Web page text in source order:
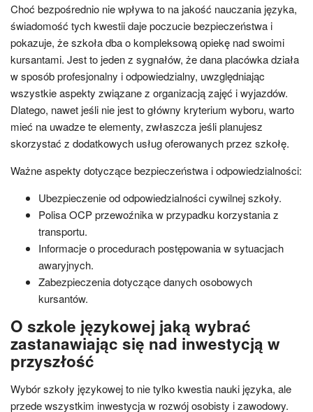
Choć bezpośrednio nie wpływa to na jakość nauczania języka,
świadomość tych kwestii daje poczucie bezpieczeństwa i
pokazuje, że szkoła dba o kompleksową opiekę nad swoimi
kursantami. Jest to jeden z sygnałów, że dana placówka działa
w sposób profesjonalny i odpowiedzialny, uwzględniając
wszystkie aspekty związane z organizacją zajęć i wyjazdów.
Dlatego, nawet jeśli nie jest to główny kryterium wyboru, warto
mieć na uwadze te elementy, zwłaszcza jeśli planujesz
skorzystać z dodatkowych usług oferowanych przez szkołę.
Ważne aspekty dotyczące bezpieczeństwa i odpowiedzialności:
Ubezpieczenie od odpowiedzialności cywilnej szkoły.
Polisa OCP przewoźnika w przypadku korzystania z
transportu.
Informacje o procedurach postępowania w sytuacjach
awaryjnych.
Zabezpieczenia dotyczące danych osobowych
kursantów.
O szkole językowej jaką wybrać
zastanawiając się nad inwestycją w
przyszłość
Wybór szkoły językowej to nie tylko kwestia nauki języka, ale
przede wszystkim inwestycja w rozwój osobisty i zawodowy.